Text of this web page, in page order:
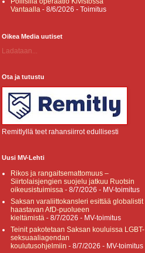
Vantaalla - 8/6/2026 - Toimitus
Oikea Media uutiset
Ladataan...
Ota ja tutustu
Remitlyllä teet rahansiirrot edullisesti
Uusi MV-Lehti
Rikos ja rangaitsemattomuus –
Siirtolaisjengien suojelu jatkuu Ruotsin
oikeusistuimissa - 8/7/2026 - MV-toimitus
Saksan varaliittokansleri esittää globalistit
haastavan AfD-puolueen
kieltämistä - 8/7/2026 - MV-toimitus
Teinit pakotetaan Saksan kouluissa LGBT-
seksuaaliagendan
koulutusohjelmiin - 8/7/2026 - MV-toimitus